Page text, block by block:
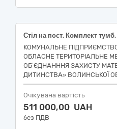
КОМУНАЛЬНЕ
ОБЛАСНЕ ТЕРИТОРІАЛЬНЕ
ОБ’ЄДНАНННЯ ЗАХИСТУ
ДИТИНСТВА» ВОЛИНСЬКОЇ
Очікувана вартість
511 000,00 UAH
без ПДВ